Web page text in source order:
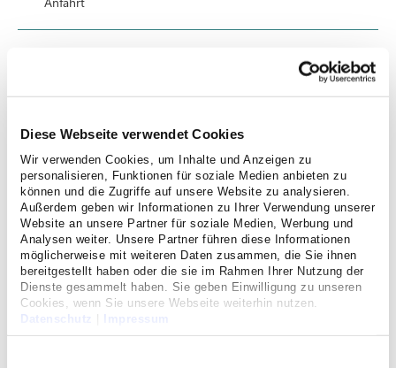
Diese Webseite verwendet Cookies
Wir verwenden Cookies, um Inhalte und Anzeigen zu
personalisieren, Funktionen für soziale Medien anbieten zu
können und die Zugriffe auf unsere Website zu analysieren.
Außerdem geben wir Informationen zu Ihrer Verwendung unserer
Website an unsere Partner für soziale Medien, Werbung und
Analysen weiter. Unsere Partner führen diese Informationen
möglicherweise mit weiteren Daten zusammen, die Sie ihnen
bereitgestellt haben oder die sie im Rahmen Ihrer Nutzung der
Dienste gesammelt haben. Sie geben Einwilligung zu unseren
Cookies, wenn Sie unsere Webseite weiterhin nutzen.
Datenschutz
Impressum
Erfolgreiche Rezertifizierung
für Diabetes-Zentrum als
“Fußbehandlungseinrichtung
DDG”
11/07/2025
Die richtige Beratung und Betreuung ist für
Menschen mit Diabetes entscheidend – denn sie